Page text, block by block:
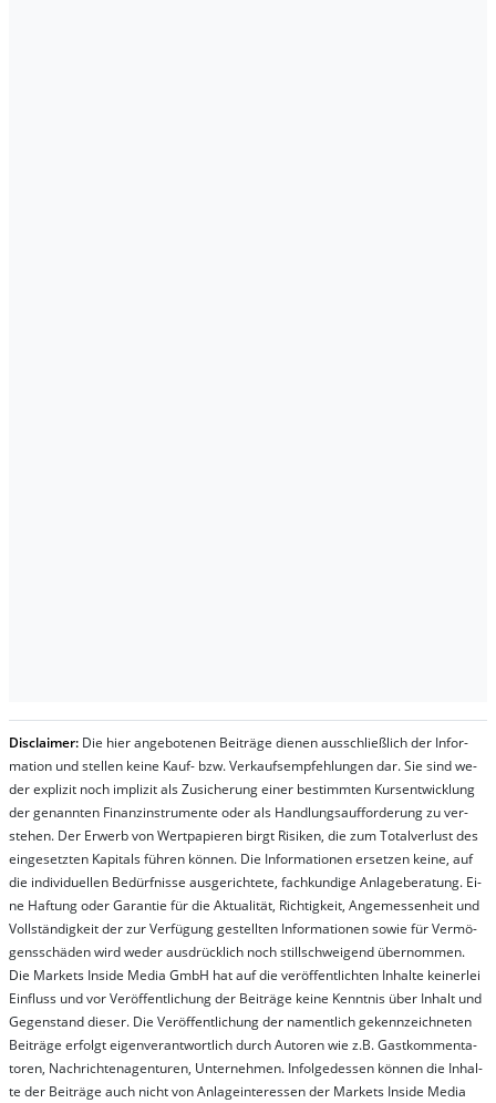
Dis­clai­mer: Die hier an­ge­bo­te­nen Bei­trä­ge die­nen aus­schließ­lich der In­for­
ma­t­ion und stel­len kei­ne Kauf- bzw. Ver­kaufs­em­pfeh­lung­en dar. Sie sind we­
der ex­pli­zit noch im­pli­zit als Zu­sich­er­ung ei­ner be­stim­mt­en Kurs­ent­wick­lung
der ge­nan­nt­en Fi­nanz­in­stru­men­te oder als Handl­ungs­auf­for­der­ung zu ver­
steh­en. Der Er­werb von Wert­pa­pier­en birgt Ri­si­ken, die zum To­tal­ver­lust des
ein­ge­setz­ten Ka­pi­tals füh­ren kön­nen. Die In­for­ma­tion­en er­setz­en kei­ne, auf
die in­di­vi­du­el­len Be­dür­fnis­se aus­ge­rich­te­te, fach­kun­di­ge An­la­ge­be­ra­tung. Ei­
ne Haf­tung oder Ga­ran­tie für die Ak­tu­ali­tät, Rich­tig­keit, An­ge­mes­sen­heit und
Vol­lständ­ig­keit der zur Ver­fü­gung ge­stel­lt­en In­for­ma­tion­en so­wie für Ver­mö­
gens­schä­den wird we­der aus­drück­lich noch stil­lschwei­gend über­nom­men.
Die Mar­kets In­side Me­dia GmbH hat auf die ver­öf­fent­lich­ten In­hal­te kei­ner­lei
Ein­fluss und vor Ver­öf­fent­lich­ung der Bei­trä­ge kei­ne Ken­nt­nis über In­halt und
Ge­gen­stand die­ser. Die Ver­öf­fent­lich­ung der na­ment­lich ge­kenn­zeich­net­en
Bei­trä­ge er­folgt ei­gen­ver­ant­wort­lich durch Au­tor­en wie z.B. Gast­kom­men­ta­
tor­en, Nach­richt­en­ag­en­tur­en, Un­ter­neh­men. In­fol­ge­des­sen kön­nen die In­hal­
te der Bei­trä­ge auch nicht von An­la­ge­in­te­res­sen der Mar­kets In­side Me­dia